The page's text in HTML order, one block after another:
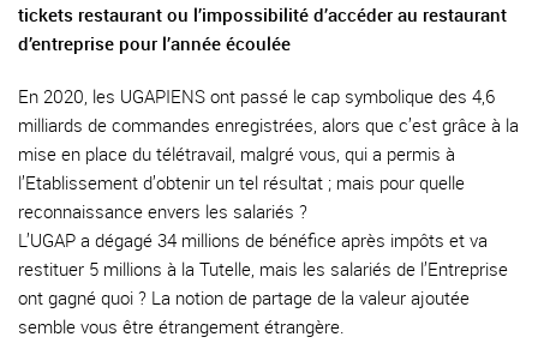
tickets restaurant ou l’impossibilité d’accéder au restaurant
d’entreprise pour l’année écoulée
En 2020, les UGAPIENS ont passé le cap symbolique des 4,6
milliards de commandes enregistrées, alors que c’est grâce à la
mise en place du télétravail, malgré vous, qui a permis à
l’Etablissement d’obtenir un tel résultat ; mais pour quelle
reconnaissance envers les salariés ?
L’UGAP a dégagé 34 millions de bénéfice après impôts et va
restituer 5 millions à la Tutelle, mais les salariés de l’Entreprise
ont gagné quoi ? La notion de partage de la valeur ajoutée
semble vous être étrangement étrangère.